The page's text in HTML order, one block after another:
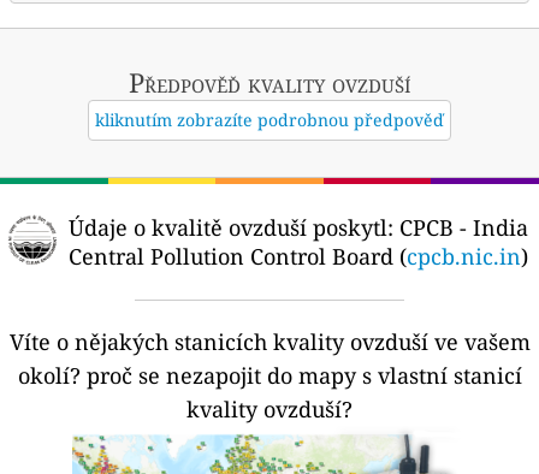
Předpověď kvality ovzduší
kliknutím zobrazíte podrobnou předpověď
Údaje o kvalitě ovzduší poskytl: CPCB - India
Central Pollution Control Board (cpcb.nic.in)
Víte o nějakých stanicích kvality ovzduší ve vašem
okolí? proč se nezapojit do mapy s vlastní stanicí
kvality ovzduší?